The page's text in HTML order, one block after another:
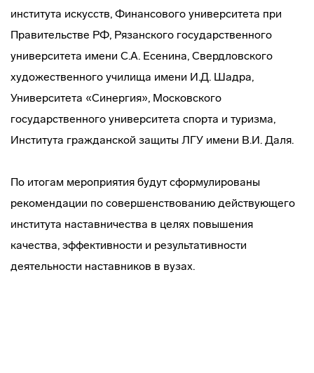
института искусств, Финансового университета при
Правительстве РФ, Рязанского государственного
университета имени С.А. Есенина, Свердловского
художественного училища имени И.Д. Шадра,
Университета «Синергия», Московского
государственного университета спорта и туризма,
Института гражданской защиты ЛГУ имени В.И. Даля.
По итогам мероприятия будут сформулированы
рекомендации по совершенствованию действующего
института наставничества в целях повышения
качества, эффективности и результативности
деятельности наставников в вузах.